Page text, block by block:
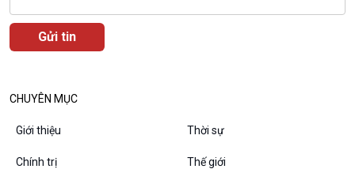
Bình luận
10 phút Sự kiện - Luận bàn
CHUYÊN MỤC
Giới thiệu Thời sự
Chính trị Thế giới